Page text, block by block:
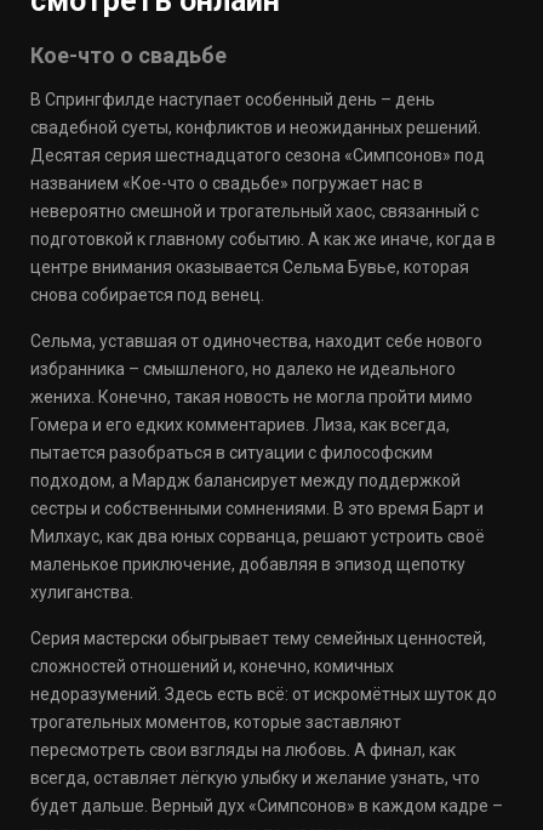
Кое-что о свадьбе
В Спрингфилде наступает особенный день – день
свадебной суеты, конфликтов и неожиданных решений.
Десятая серия шестнадцатого сезона «Симпсонов» под
названием «Кое-что о свадьбе» погружает нас в
невероятно смешной и трогательный хаос, связанный с
подготовкой к главному событию. А как же иначе, когда в
центре внимания оказывается Сельма Бувье, которая
снова собирается под венец.
Сельма, уставшая от одиночества, находит себе нового
избранника – смышленого, но далеко не идеального
жениха. Конечно, такая новость не могла пройти мимо
Гомера и его едких комментариев. Лиза, как всегда,
пытается разобраться в ситуации с философским
подходом, а Мардж балансирует между поддержкой
сестры и собственными сомнениями. В это время Барт и
Милхаус, как два юных сорванца, решают устроить своё
маленькое приключение, добавляя в эпизод щепотку
хулиганства.
Серия мастерски обыгрывает тему семейных ценностей,
сложностей отношений и, конечно, комичных
недоразумений. Здесь есть всё: от искромётных шуток до
трогательных моментов, которые заставляют
пересмотреть свои взгляды на любовь. А финал, как
всегда, оставляет лёгкую улыбку и желание узнать, что
будет дальше. Верный дух «Симпсонов» в каждом кадре –